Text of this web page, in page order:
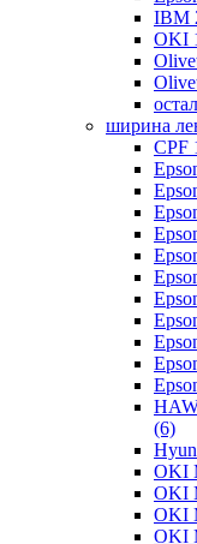
IBM
OKI
ширина
CPF
(6)
OKI
OKI
OKI
OKI